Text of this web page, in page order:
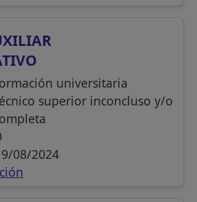
universitaria
superior inconcluso y/o
08/2024